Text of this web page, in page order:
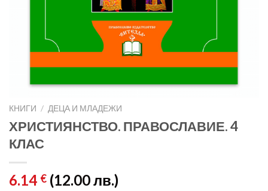
КНИГИ / ДЕЦА И МЛАДЕЖИ
ХРИСТИЯНСТВО. ПРАВОСЛАВИЕ. 4
КЛАС
6.14 € (12.00 лв.)